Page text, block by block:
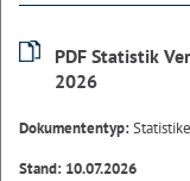
PDF Statistik
2026
Dokumententyp:
Stand: 10.07.2026